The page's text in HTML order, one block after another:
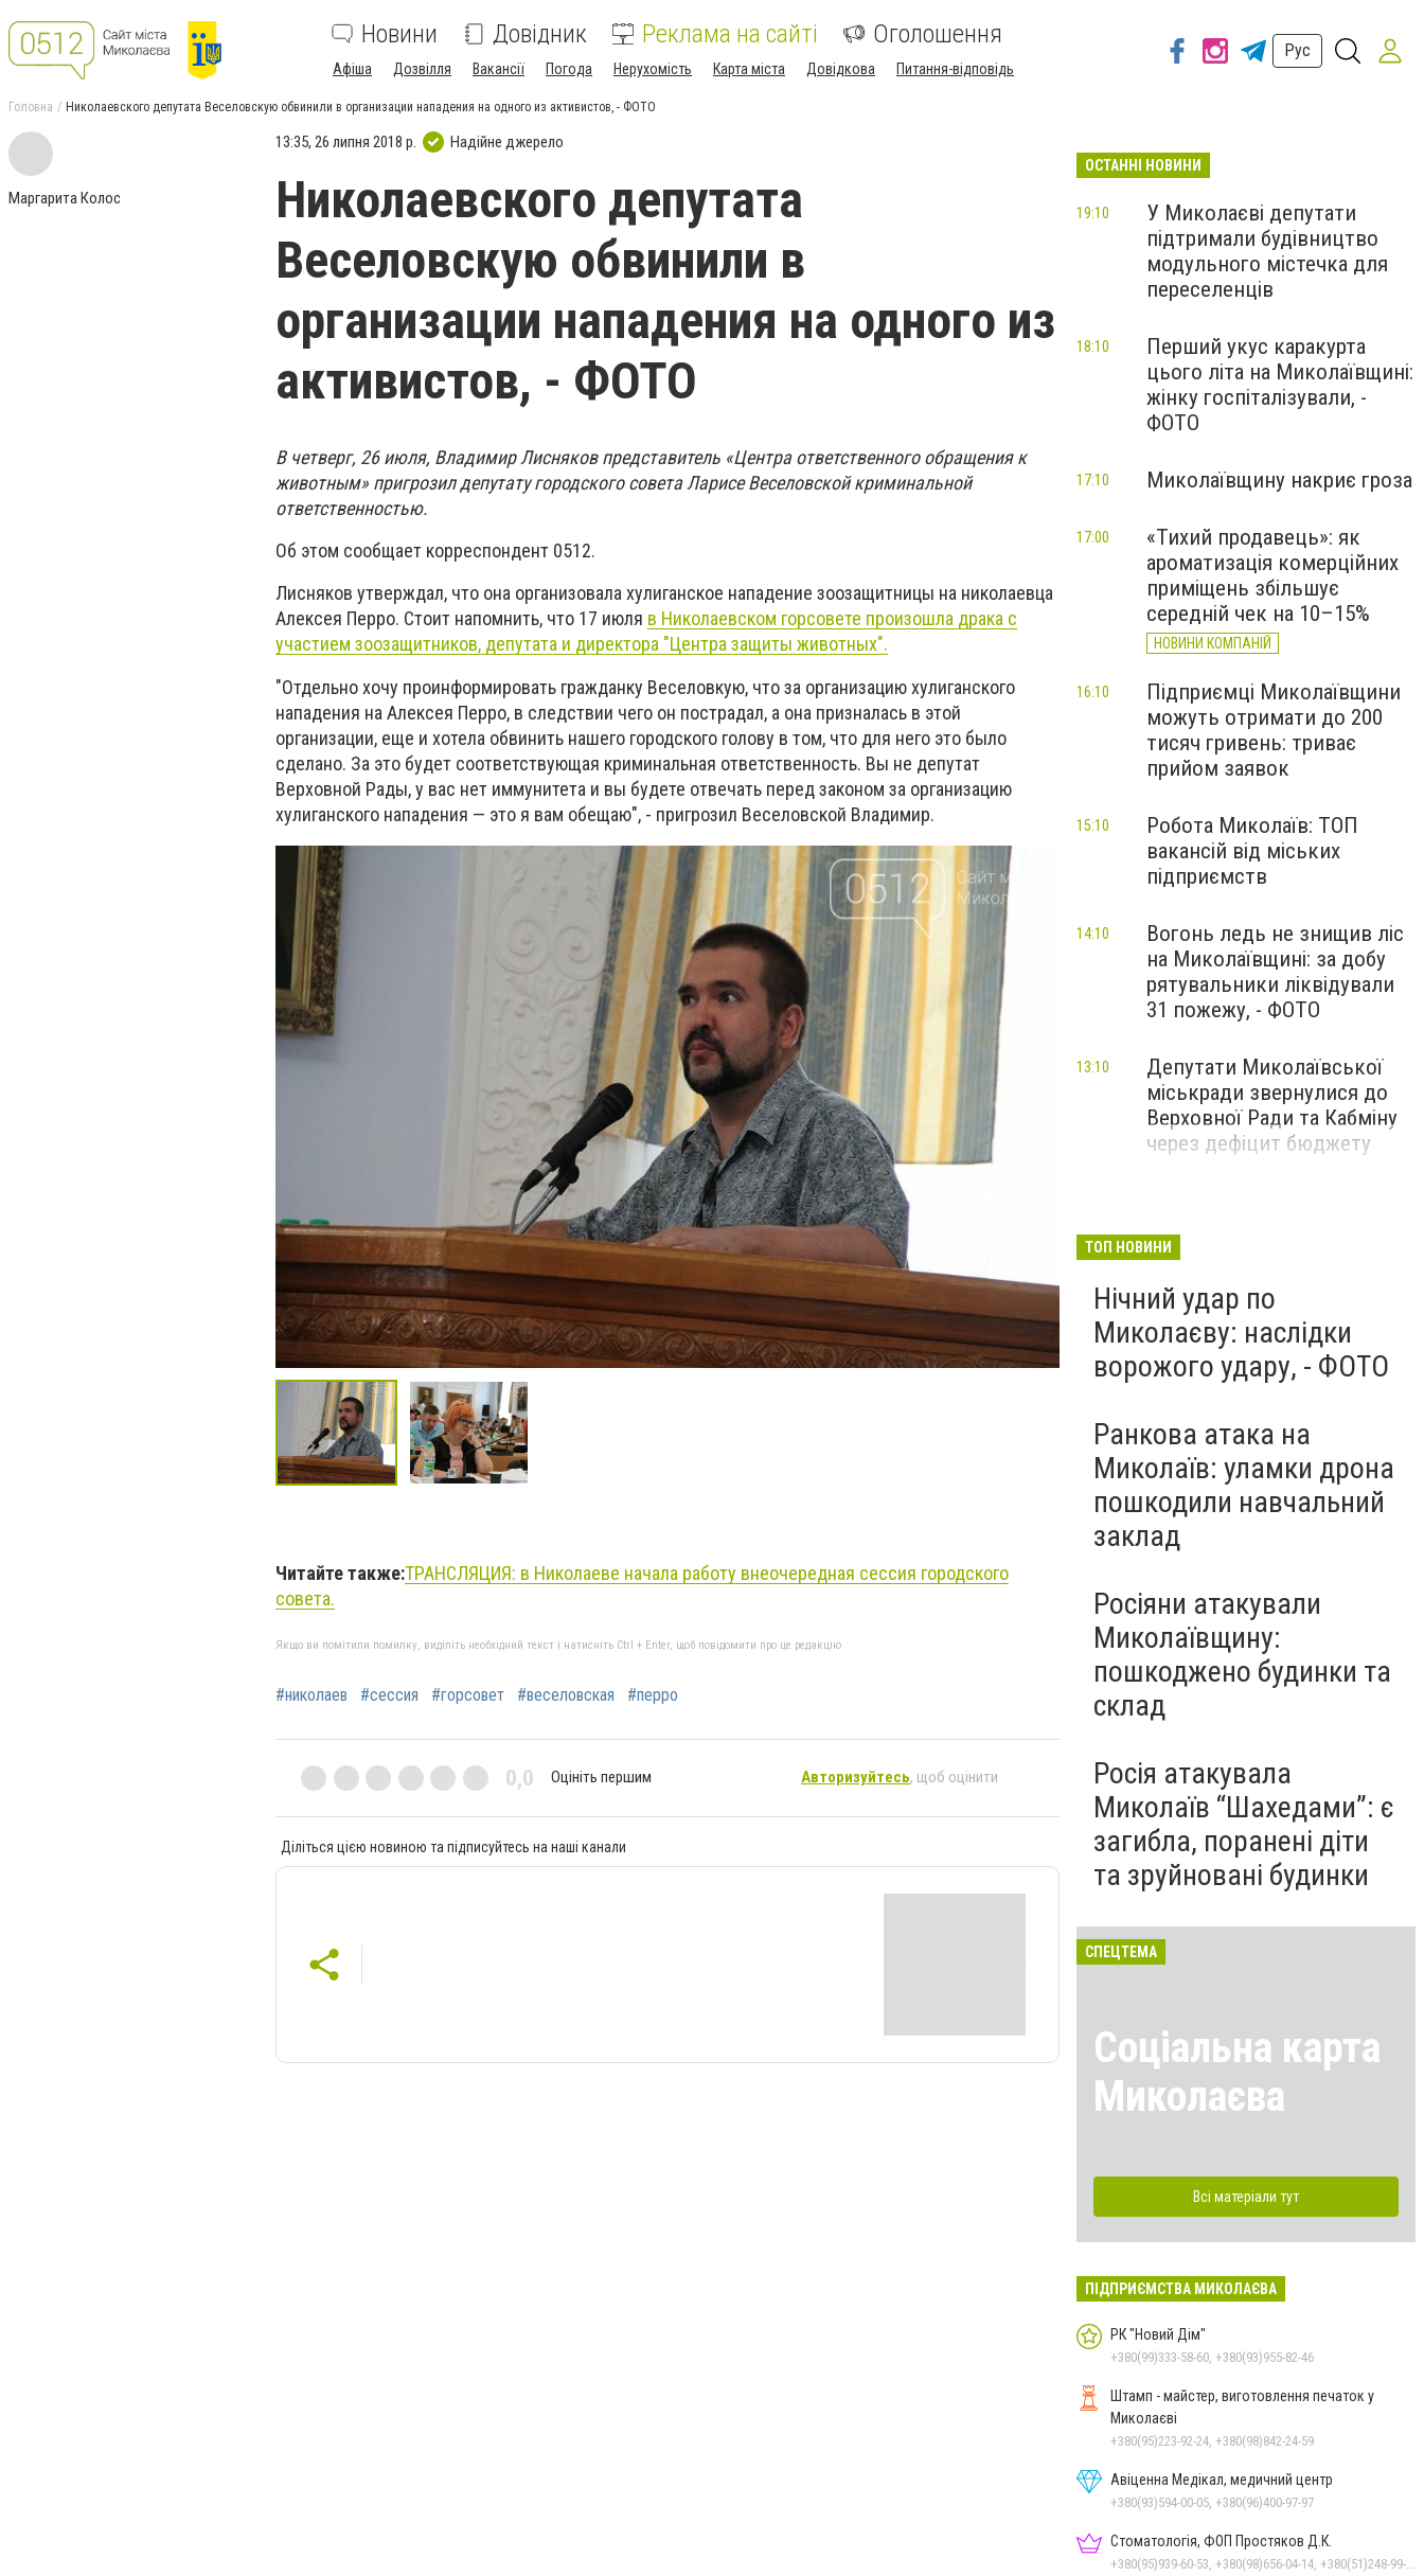
Новини Довідник Реклама на сайті Оголошення
Афіша Дозвілля Вакансії Погода Нерухомість Карта міста Довідкова Питання-відповідь
Рус
Головна Николаевского депутата Веселовскую обвинили в организации нападения на одного из активистов, - ФОТО
Маргарита Колос
13:35, 26 липня 2018 р. Надійне джерело
Николаевского депутата
Веселовскую обвинили в
организации нападения на одного из
активистов, - ФОТО
В четверг, 26 июля, Владимир Лисняков представитель «Центра ответственного обращения к
животным» пригрозил депутату городского совета Ларисе Веселовской криминальной
ответственностью.
Об этом сообщает корреспондент 0512.
Лисняков утверждал, что она организовала хулиганское нападение зоозащитницы на николаевца
Алексея Перро. Стоит напомнить, что 17 июля в Николаевском горсовете произошла драка с
участием зоозащитников, депутата и директора "Центра защиты животных".
"Отдельно хочу проинформировать гражданку Веселовкую, что за организацию хулиганского
нападения на Алексея Перро, в следствии чего он пострадал, а она призналась в этой
организации, еще и хотела обвинить нашего городского голову в том, что для него это было
сделано. За это будет соответствующая криминальная ответственность. Вы не депутат
Верховной Рады, у вас нет иммунитета и вы будете отвечать перед законом за организацию
хулиганского нападения — это я вам обещаю", - пригрозил Веселовской Владимир.
Читайте также:ТРАНСЛЯЦИЯ: в Николаеве начала работу внеочередная сессия городского
совета.
Якщо ви помітили помилку, виділіть необхідний текст і натисніть Ctrl + Enter, щоб повідомити про це редакцію
#николаев #сессия #горсовет #веселовская #перро
0,0 Оцініть першим Авторизуйтесь, щоб оцінити
Діліться цією новиною та підписуйтесь на наші канали
ОСТАННІ НОВИНИ
У Миколаєві депутати
підтримали будівництво
модульного містечка для
переселенців
19:10
Перший укус каракурта
цього літа на Миколаївщині:
жінку госпіталізували, -
ФОТО
18:10
Миколаївщину накриє гроза
17:10
«Тихий продавець»: як
ароматизація комерційних
приміщень збільшує
середній чек на 10–15%
НОВИНИ КОМПАНІЙ
17:00
Підприємці Миколаївщини
можуть отримати до 200
тисяч гривень: триває
прийом заявок
16:10
Робота Миколаїв: ТОП
вакансій від міських
підприємств
15:10
Вогонь ледь не знищив ліс
на Миколаївщині: за добу
рятувальники ліквідували
31 пожежу, - ФОТО
14:10
Депутати Миколаївської
міськради звернулися до
Верховної Ради та Кабміну
через дефіцит бюджету
13:10
ТОП НОВИНИ
Нічний удар по
Миколаєву: наслідки
ворожого удару, - ФОТО
Ранкова атака на
Миколаїв: уламки дрона
пошкодили навчальний
заклад
Росіяни атакували
Миколаївщину:
пошкоджено будинки та
склад
Росія атакувала
Миколаїв “Шахедами”: є
загибла, поранені діти
та зруйновані будинки
СПЕЦТЕМА
Соціальна карта
Миколаєва
Всі матеріали тут
ПІДПРИЄМСТВА МИКОЛАЄВА
РК "Новий Дім"
+380(99)333-58-60, +380(93)955-82-46
Штамп - майстер, виготовлення печаток у
Миколаєві
+380(95)223-92-24, +380(98)842-24-59
Авіценна Медікал, медичний центр
+380(93)594-00-05, +380(96)400-97-97
Стоматологія, ФОП Простяков Д.К.